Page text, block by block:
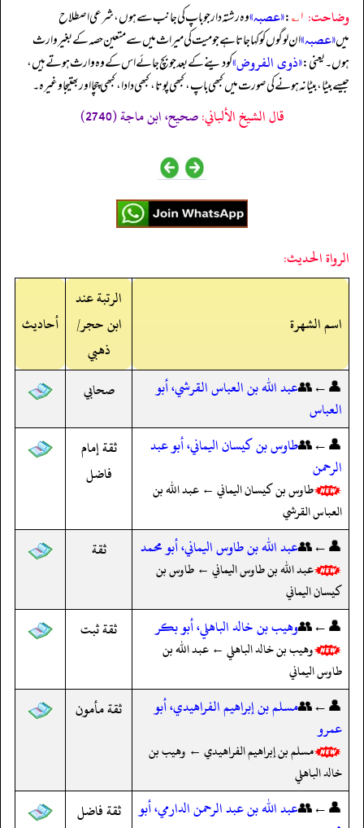
وضاحت: ۱؎ :«عصبہ»وہ رشتہ دار جو باپ کی جانب سے ہوں، شرعی اصطلاح
میں«عصبہ»ان لوگوں کو کہا جاتا ہے جو میت کی میراث میں سے متعین حصہ کے بغیر وارث
ہوں۔ یعنی:«ذوی الفروض»کو دینے کے بعد جو بچ جائے اس کے وہ وارث ہوتے ہیں،
جیسے بیٹا، بیٹا نہ ہونے کی صورت میں کبھی باپ، کبھی پوتا، کبھی دادا، کبھی چچا اور بھتیجا وغیرہ۔
قال الشيخ الألباني:صحيح، ابن ماجة (2740)
الرواة الحديث:
اسم الشهرة
الرتبة عند
ابن حجر/
ذهبي
أحاديث
👤←👥عبد الله بن العباس القرشي، أبو
العباس
صحابي
👤←👥طاوس بن كيسان اليماني، أبو عبد
الرحمن
طاوس بن كيسان اليماني ← عبد الله بن
العباس القرشي
ثقة إمام
فاضل
👤←👥عبد الله بن طاوس اليماني، أبو محمد
عبد الله بن طاوس اليماني ← طاوس بن
كيسان اليماني
ثقة
👤←👥وهيب بن خالد الباهلي، أبو بكر
وهيب بن خالد الباهلي ← عبد الله بن
طاوس اليماني
ثقة ثبت
👤←👥مسلم بن إبراهيم الفراهيدي، أبو
عمرو
مسلم بن إبراهيم الفراهيدي ← وهيب بن
خالد الباهلي
ثقة مأمون
👤←👥عبد الله بن عبد الرحمن الدارمي، أبو
ثقة فاضل